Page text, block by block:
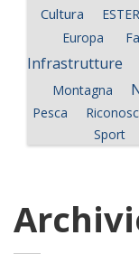
Cultura
Europa
Infrastrutture
Montagna
Pesca
Sport